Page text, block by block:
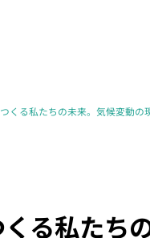
くる私たちの未来。気候変動の
る私たち